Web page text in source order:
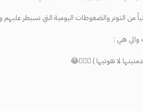
التوتر والضغوطات اليومية التي تسيطر